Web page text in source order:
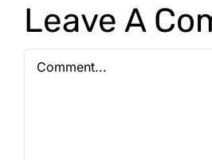
Leave A
Comment